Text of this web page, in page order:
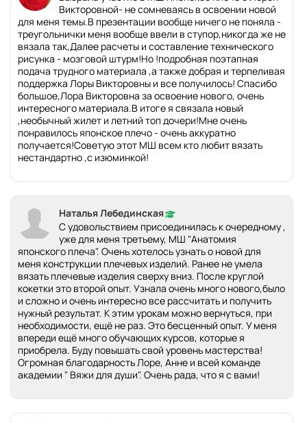
Викторовной- не сомневаясь в освоении новой
для меня темы.В презентации вообще ничего не поняла -
треугольнички меня вообще ввели в ступор,никогда же не
вязала так,Далее расчеты и составление технического
рисунка - мозговой штурм!Но !подробная поэтапная
подача трудного материала ,а также добрая и терпеливая
поддержка Лоры Викторовны и все получилось! Спасибо
большое,Лора Викторовна за освоение нового, очень
интересного материала.В итоге я связала новый
,необычный жилет и летний топ дочери!Мне очень
понравилось японское плечо - очень аккуратно
получается!Советую этот МШ всем кто любит вязать
нестандартно ,с изюминкой!
Наталья Лебединская
С удовольствием присоединилась к очередному ,
уже для меня третьему, МШ "Анатомия
японского плеча". Очень хотелось узнать о новой для
меня конструкции плечевых изделий. Ранее не умела
вязать плечевые изделия сверху вниз. После круглой
кокетки это второй опыт. Узнала очень много нового,было
и сложно и очень интересно все рассчитать и получить
нужный результат. К этим урокам можно вернуться, при
необходимости, ещё не раз. Это бесценный опыт. У меня
впереди ещё много обучающих курсов, которые я
приобрела. Буду повышать свой уровень мастерства!
Огромная благодарность Лоре, Анне и всей команде
академии " Вяжи для души". Очень рада, что я с вами!